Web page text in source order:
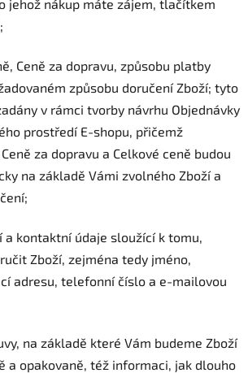
jehož nákup máte zájem, tlačítkem
Ceně za dopravu, způsobu platby
způsobu doručení Zboží; tyto
v rámci tvorby návrhu Objednávky
prostředí E-shopu, přičemž
za dopravu a Celkové ceně budou
na základě Vámi zvolného Zboží a
a kontaktní údaje sloužící k tomu,
Zboží, zejména tedy jméno,
adresu, telefonní číslo a e-mailovou
na základě které Vám budeme Zboží
a opakovaně, též informaci, jak dlouho